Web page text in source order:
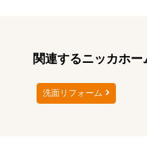
関連するニッカホ
洗面リフォーム